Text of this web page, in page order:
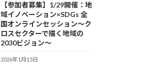
【参加者募集】1/29開催：地
域イノベーション×SDGs 全
国オンラインセッション〜ク
ロスセクターで描く地域の
2030ビジョン〜
2026年1月15日